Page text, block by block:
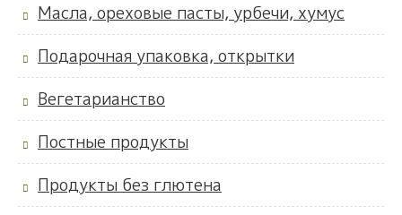
Масла, ореховые пасты, урбечи, хумус
Подарочная упаковка, открытки
Вегетарианство
Постные продукты
Продукты без глютена